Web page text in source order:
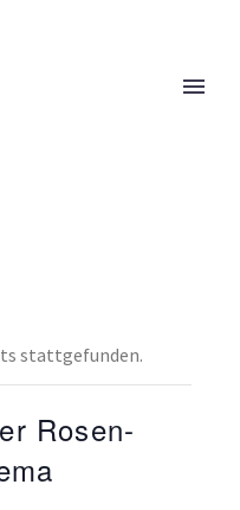
stattgefunden.
Rosen-